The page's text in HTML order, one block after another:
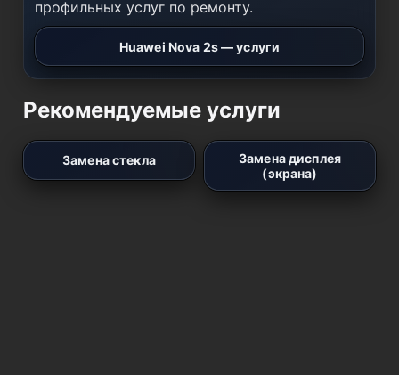
профильных услуг по ремонту.
Huawei Nova 2s — услуги
Рекомендуемые услуги
Замена стекла
Замена дисплея
(экрана)